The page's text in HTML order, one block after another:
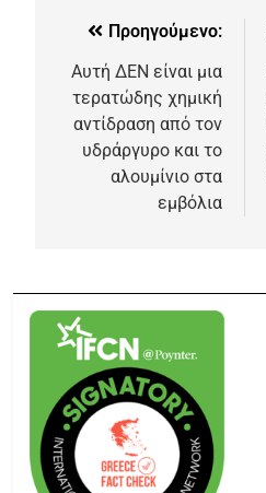
Προηγούμενο:
Αυτή ΔΕΝ είναι μια
τερατώδης χημική
αντίδραση από τον
υδράργυρο και το
αλουμίνιο στα
εμβόλια